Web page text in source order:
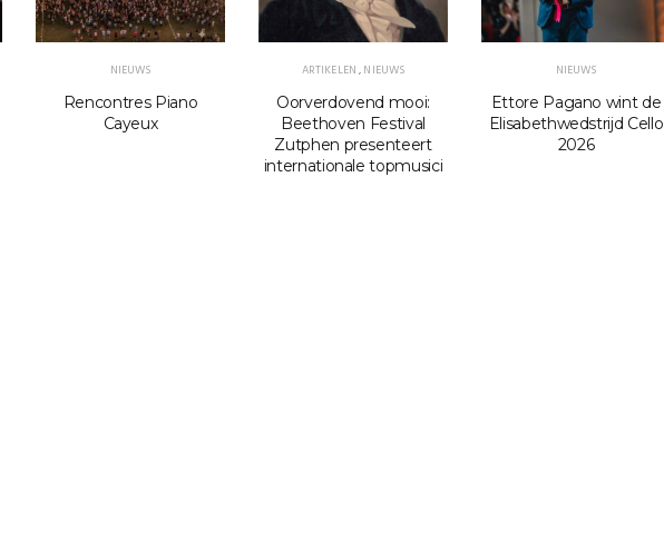
NIEUWS
Rencontres Piano
Cayeux
ARTIKELEN,NIEUWS
Oorverdovend mooi:
Beethoven Festival
Zutphen presenteert
internationale topmusici
NIEUWS
Ettore Pagano wint de
Elisabethwedstrijd Cello
2026